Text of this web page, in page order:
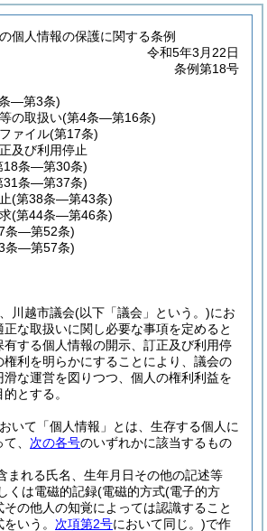
個人情報の保護に関する条例
令和5年3月22日
条例第18号
―第3条)
の取扱い(第4条―第16条)
ァイル(第17条)
及び利用停止
18条―第30条)
31条―第37条)
(第38条―第43条)
(第44条―第46条)
条―第52条)
条―第57条)
川越市議会(以下「議会」という。)にお
な取扱いに関し必要な事項を定めると
有する個人情報の開示、訂正及び利用停
権利を明らかにすることにより、議会の
な運営を図りつつ、個人の権利利益を
とする。
いて「個人情報」とは、生存する個人に
、 次の各号のいずれかに該当するもの
まれる氏名、生年月日その他の記述等
くは電磁的記録(電磁的方式(電子的方
の他人の知覚によっては認識すること
いう。 次項第2号において同じ。)で作